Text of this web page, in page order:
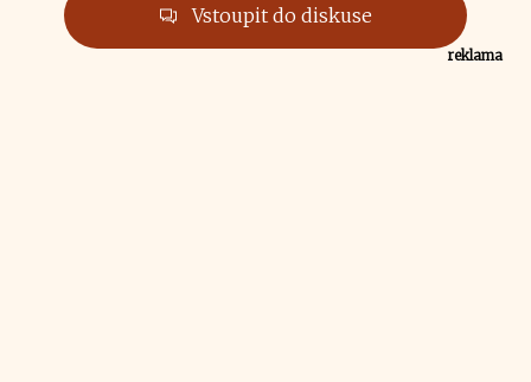
Vstoupit do diskuse
reklama